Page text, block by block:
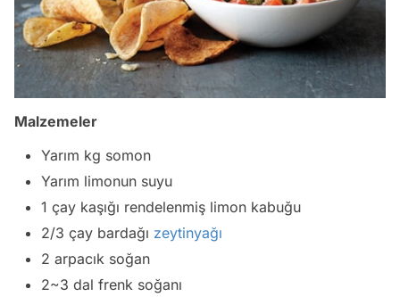
Malzemeler
Yarım kg somon
Yarım limonun suyu
1 çay kaşığı rendelenmiş limon kabuğu
2/3 çay bardağı zeytinyağı
2 arpacık soğan
2~3 dal frenk soğanı